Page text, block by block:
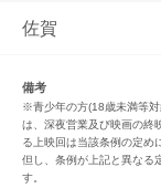
佐賀
備考
※青少年の方(18歳未満等
は、深夜営業及び映画の終
る上映回は当該条例の定め
但し、条例が上記と異なる
す。